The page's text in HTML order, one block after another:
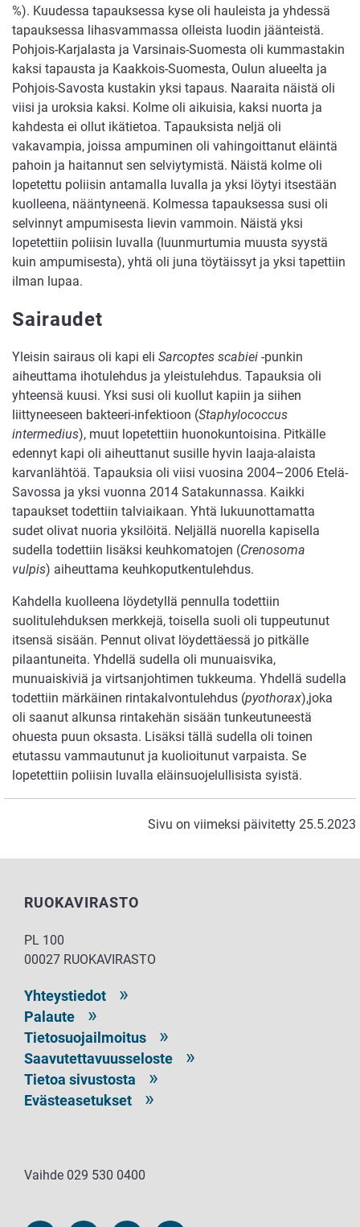
%). Kuudessa tapauksessa kyse oli hauleista ja yhdessä
tapauksessa lihasvammassa olleista luodin jäänteistä.
Pohjois-Karjalasta ja Varsinais-Suomesta oli kummastakin
kaksi tapausta ja Kaakkois-Suomesta, Oulun alueelta ja
Pohjois-Savosta kustakin yksi tapaus. Naaraita näistä oli
viisi ja uroksia kaksi. Kolme oli aikuisia, kaksi nuorta ja
kahdesta ei ollut ikätietoa. Tapauksista neljä oli
vakavampia, joissa ampuminen oli vahingoittanut eläintä
pahoin ja haitannut sen selviytymistä. Näistä kolme oli
lopetettu poliisin antamalla luvalla ja yksi löytyi itsestään
kuolleena, nääntyneenä. Kolmessa tapauksessa susi oli
selvinnyt ampumisesta lievin vammoin. Näistä yksi
lopetettiin poliisin luvalla (luunmurtumia muusta syystä
kuin ampumisesta), yhtä oli juna töytäissyt ja yksi tapettiin
ilman lupaa.
Sairaudet
Yleisin sairaus oli kapi eli Sarcoptes scabiei -punkin
aiheuttama ihotulehdus ja yleistulehdus. Tapauksia oli
yhteensä kuusi. Yksi susi oli kuollut kapiin ja siihen
liittyneeseen bakteeri-infektioon (Staphylococcus
intermedius), muut lopetettiin huonokuntoisina. Pitkälle
edennyt kapi oli aiheuttanut susille hyvin laaja-alaista
karvanlähtöä. Tapauksia oli viisi vuosina 2004–2006 Etelä-
Savossa ja yksi vuonna 2014 Satakunnassa. Kaikki
tapaukset todettiin talviaikaan. Yhtä lukuunottamatta
sudet olivat nuoria yksilöitä. Neljällä nuorella kapisella
sudella todettiin lisäksi keuhkomatojen (Crenosoma
vulpis) aiheuttama keuhkoputkentulehdus.
Kahdella kuolleena löydetyllä pennulla todettiin
suolitulehduksen merkkejä, toisella suoli oli tuppeutunut
itsensä sisään. Pennut olivat löydettäessä jo pitkälle
pilaantuneita. Yhdellä sudella oli munuaisvika,
munuaiskiviä ja virtsanjohtimen tukkeuma. Yhdellä sudella
todettiin märkäinen rintakalvontulehdus (pyothorax),joka
oli saanut alkunsa rintakehän sisään tunkeutuneestä
ohuesta puun oksasta. Lisäksi tällä sudella oli toinen
etutassu vammautunut ja kuolioitunut varpaista. Se
lopetettiin poliisin luvalla eläinsuojelullisista syistä.
Sivu on viimeksi päivitetty 25.5.2023
RUOKAVIRASTO
PL 100
00027 RUOKAVIRASTO
Yhteystiedot
Palaute
Tietosuojailmoitus
Saavutettavuusseloste
Tietoa sivustosta
Evästeasetukset
Vaihde 029 530 0400